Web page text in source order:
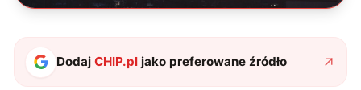
DodajCHIP.pl jako preferowane źródło